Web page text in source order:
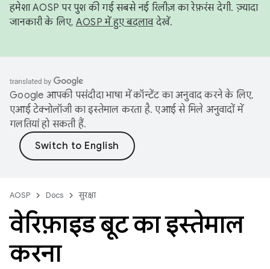
हमेशा AOSP पर पुश की गई सबसे नई रिलीज़ का रेफ़रंस देगी. ज़्यादा
जानकारी के लिए, AOSP में हुए बदलावदेखें.
Google आपकी पसंदीदा भाषा में कॉन्टेंट का अनुवाद करने के लिए,
एआई टेक्नोलॉजी का इस्तेमाल करता है. एआई से मिले अनुवादों में
गलतियां हो सकती हैं.
AOSP Docs सुरक्षा
वेरिफ़ाइड बूट का इस्तेमाल
करना